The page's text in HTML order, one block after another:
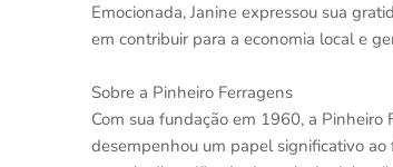
Emocionada, Janine expressou sua
em contribuir para a economia local e
Sobre a Pinheiro Ferragens
Com sua fundação em 1960, a
desempenhou um papel significativo ao